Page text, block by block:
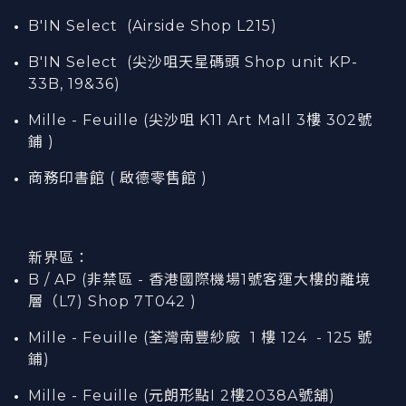
B'IN Select (Airside Shop L215)
B'IN Select (尖沙咀天星碼頭 Shop unit KP-
33B, 19&36)
Mille - Feuille (尖沙咀 K11 Art Mall 3樓 302號
鋪 )
商務印書館 ( 啟德零售館 )
新界區：
B / AP (非禁區 - 香港國際機場1號客運大樓的離境
層（L7) Shop 7T042 )
Mille - Feuille (荃灣南豐紗廠 1 樓 124 - 125 號
鋪)
Mille - Feuille (元朗形點I 2樓2038A號舖)